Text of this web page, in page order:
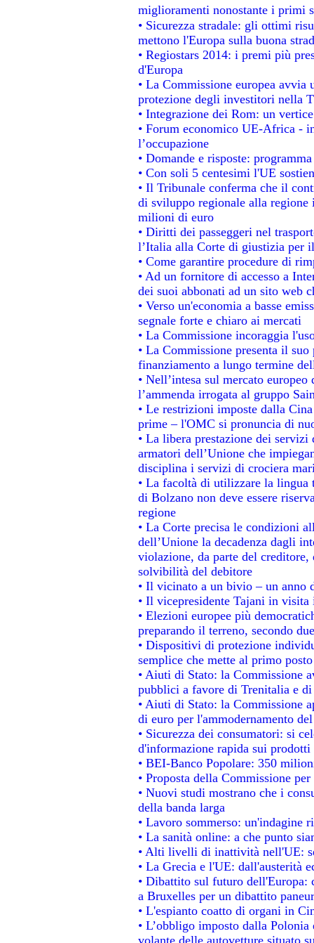
miglioramenti nonostante i primi
• Sicurezza stradale: gli ottimi
mettono l'Europa sulla buona
• Regiostars 2014: i premi più
d'Europa
• La Commissione europea
protezione degli investitori nella
• Integrazione dei Rom: un
• Forum economico UE-Africa -
l’occupazione
• Domande e risposte:
• Con soli 5 centesimi l'UE
• Il Tribunale conferma che il
di sviluppo regionale alla regione
milioni di euro
• Diritti dei passeggeri nel
l’Italia alla Corte di giustizia per
• Come garantire procedure di
• Ad un fornitore di accesso a
dei suoi abbonati ad un sito web
• Verso un'economia a basse
segnale forte e chiaro ai mercati
• La Commissione incoraggia
• La Commissione presenta il
finanziamento a lungo termine
• Nell’intesa sul mercato
l’ammenda irrogata al gruppo
• Le restrizioni imposte dalla
prime – l'OMC si pronuncia di
• La libera prestazione dei
armatori dell’Unione che
disciplina i servizi di crociera
• La facoltà di utilizzare la
di Bolzano non deve essere
regione
• La Corte precisa le condizioni
dell’Unione la decadenza dagli
violazione, da parte del
solvibilità del debitore
• Il vicinato a un bivio – un anno
• Il vicepresidente Tajani in
• Elezioni europee più
preparando il terreno, secondo
• Dispositivi di protezione
semplice che mette al primo
• Aiuti di Stato: la Commissione
pubblici a favore di Trenitalia e
• Aiuti di Stato: la Commissione
di euro per l'ammodernamento
• Sicurezza dei consumatori: si
d'informazione rapida sui
• BEI-Banco Popolare: 350
• Proposta della Commissione
• Nuovi studi mostrano che i
della banda larga
• Lavoro sommerso: un'indagine
• La sanità online: a che punto
• Alti livelli di inattività nell'UE:
• La Grecia e l'UE: dall'austerità
• Dibattito sul futuro
a Bruxelles per un dibattito
• L'espianto coatto di organi in
• L’obbligo imposto dalla
volante delle autovetture situato